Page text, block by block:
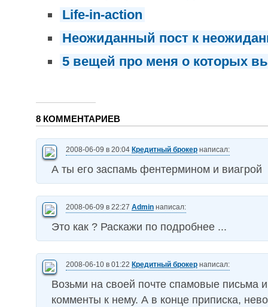
Life-in-action
Неожиданный пост к
5 вещей про меня о которых
8 КОММЕНТАРИЕВ
2008-06-09 в 20:04 Кредитный брокер написал:
А ты его заспамь фентермином и виагрой
2008-06-09 в 22:27 Admin написал:
Это как ? Раскажи по подробнее ...
2008-06-10 в 01:22 Кредитный брокер написал:
Возьми на своей почте спамовые письма
комменты к нему. А в конце приписка,